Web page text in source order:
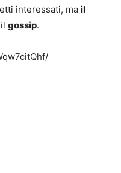
interessati, ma il
gossip.